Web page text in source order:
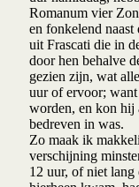
Romanum vier
en fonkelend
uit Frascati die in
door hen behalve
gezien zijn, wat
uur of ervoor;
worden, en kon hij
bedreven in was.
Zo maak ik
verschijning
12 uur, of niet lang